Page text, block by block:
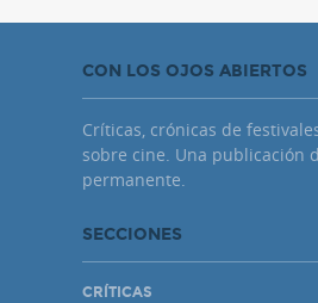
CON LOS OJOS ABIERTOS
Críticas, crónicas de
sobre cine. Una publicación
permanente.
SECCIONES
CRÍTICAS